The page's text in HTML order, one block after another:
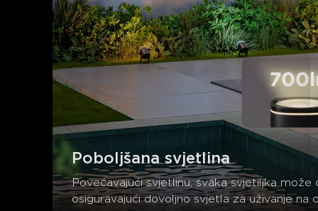
Poboljšana svjetlina
Povećavajući svjetlinu, svaka svjetiljka
osiguravajući dovoljno svjetla za uživanje na